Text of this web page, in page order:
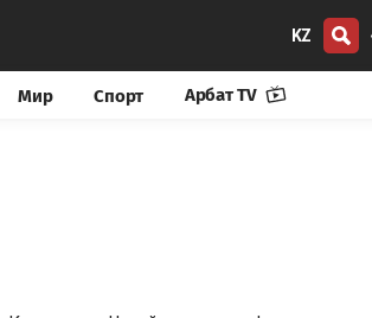
KZ
Мир Спорт Арбат TV